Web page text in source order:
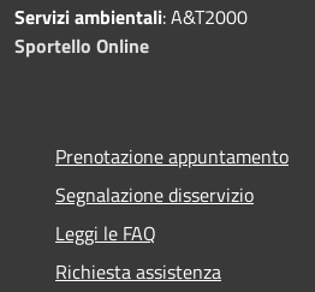
Servizi ambientali: A&T2000
Sportello Online
Prenotazione appuntamento
Segnalazione disservizio
Leggi le FAQ
Richiesta assistenza